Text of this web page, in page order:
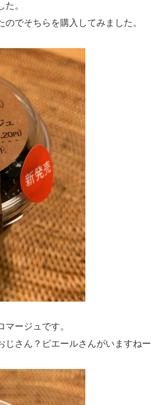
。
でそちらを購入してみました。
ージュです。
じさん？ピエールさんがいますねー